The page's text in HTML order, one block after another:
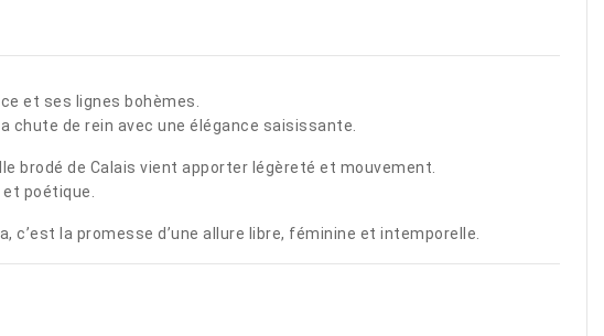
et ses lignes bohèmes.
chute de rein avec une élégance saisissante.
brodé de Calais vient apporter légèreté et mouvement.
poétique.
c’est la promesse d’une allure libre, féminine et intemporelle.